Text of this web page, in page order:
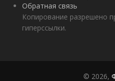
Обратная связь
Копирование разрешено
гиперссылки.
© 2026,